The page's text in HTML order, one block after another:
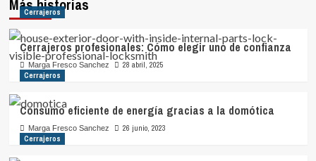
Más historias
Cerrajeros
Cerrajeros profesionales: Cómo elegir uno de confianza
Marga Fresco Sanchez
28 abril, 2025
Cerrajeros
Consumo eficiente de energía gracias a la domótica
Marga Fresco Sanchez
26 junio, 2023
Cerrajeros